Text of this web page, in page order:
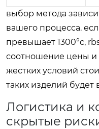
выбор метода
вашего процесса.
превышает 1300°c,
соотношение цены и
жестких условий
таких изделий будет
Логистика и
скрытые